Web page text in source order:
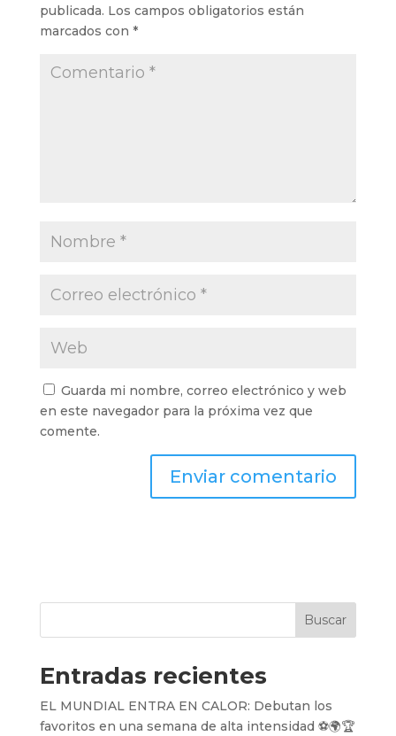
publicada. Los campos obligatorios están
marcados con *
Guarda mi nombre, correo electrónico y web
en este navegador para la próxima vez que
comente.
Buscar
Entradas recientes
EL MUNDIAL ENTRA EN CALOR: Debutan los
favoritos en una semana de alta intensidad ⚽️🌍🏆